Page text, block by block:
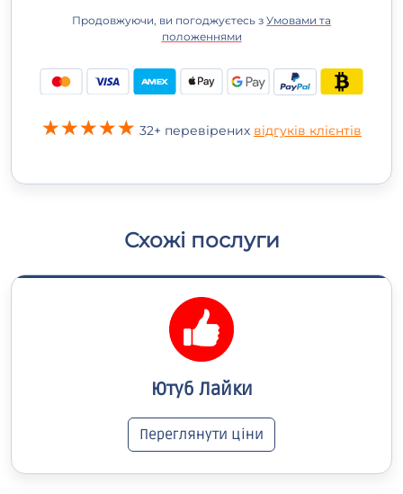
Продовжуючи, ви погоджуєтесь з Умовами та
положеннями
32+ перевірених відгуків клієнтів
Схожі послуги
Ютуб Лайки
Переглянути ціни